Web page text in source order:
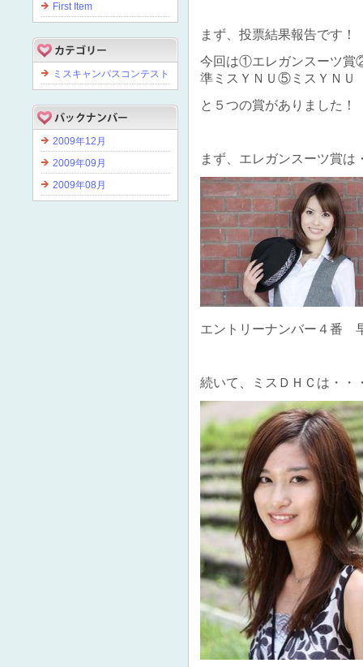
まず、投票結果報告です！
今回は①エレガンスーツ
準ミスＹＮＵ⑤ミスＹＮＵ
と５つの賞がありました！
まず、エレガンスーツ賞は
エントリーナンバー４番
続いて、ミスＤＨＣは・・
First Item
ミスキャンパスコンテスト
2009年12月
2009年09月
2009年08月